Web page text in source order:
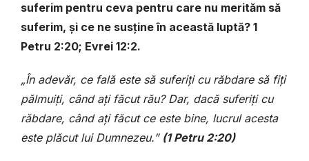
suferim pentru ceva pentru care nu merităm să
suferim, și ce ne susține în această luptă? 1
Petru 2:20; Evrei 12:2.
„În adevăr, ce fală este să suferiți cu răbdare să fiți
pălmuiți, când ați făcut rău? Dar, dacă suferiți cu
răbdare, când ați făcut ce este bine, lucrul acesta
este plăcut lui Dumnezeu.” (1 Petru 2:20)